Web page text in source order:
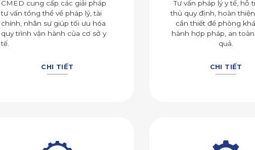
CMED cung cấp các giải pháp
tư vấn tổng thể về pháp lý, tài
chính, nhân sự giúp tối ưu hóa
quy trình vận hành của cơ sở y
tế.
CHI TIẾT
Tư vấn pháp lý y tế, hỗ
thủ quy định, hoàn
cần thiết để phòng
hành hợp pháp, an
quả.
CHI TIẾT